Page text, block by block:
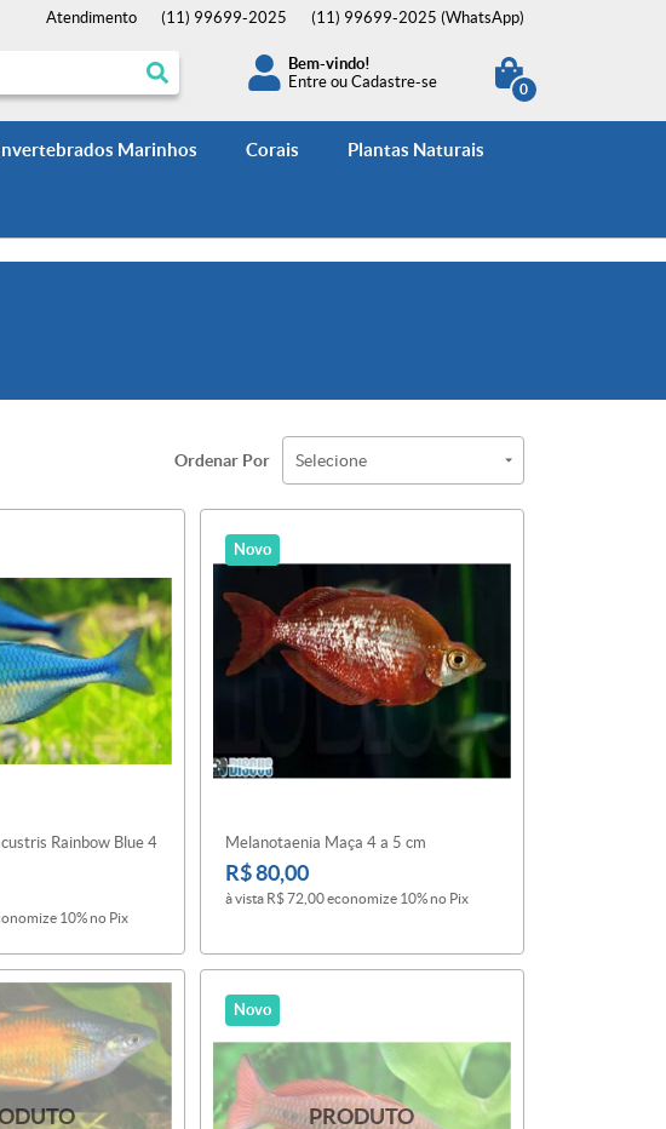
Atendimento (11) 99699-2025 (11) 99699-2025 (WhatsApp)
Bem-vindo!
Entre ouCadastre-se 0
Marinhos Corais Plantas Naturais
Ordenar Por Selecione
Rainbow Blue 4
10% no Pix
Novo
Melanotaenia Maça 4 a 5 cm
R$ 80,00
à vista R$ 72,00economize 10% no Pix
Novo